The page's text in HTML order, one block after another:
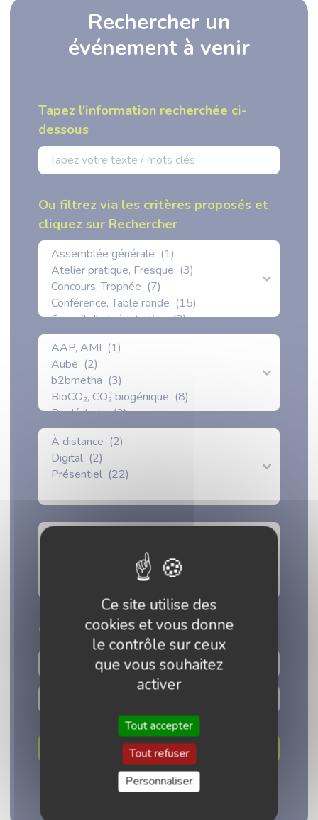
Rechercher un
événement à venir
Tapez l'information recherchée ci-
dessous
Ou filtrez via les critères proposés et
cliquez sur Rechercher
Ou filtrez par date
Réinitialiser
Ce site utilise des
cookies et vous donne
le contrôle sur ceux
que vous souhaitez
activer
Tout accepter
Tout refuser
Personnaliser